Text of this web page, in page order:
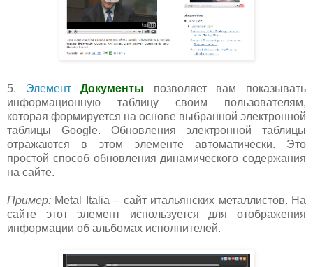
5. Элемент Документы позволяет вам показывать
информационную таблицу своим пользователям,
которая формируется на основе выбранной электронной
таблицы Google. Обновления электронной таблицы
отражаются в этом элементе автоматически. Это
простой способ обновления динамического содержания
на сайте.
Пример: Metal Italia – сайт итальянских металлистов. На
сайте этот элемент используется для отображения
информации об альбомах исполнителей.